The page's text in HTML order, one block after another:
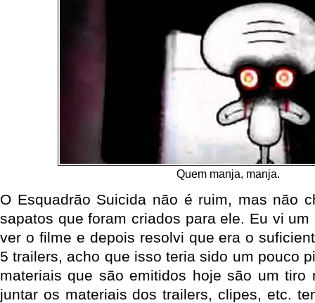
Quem manja, manja.
O Esquadrão Suicida não é ruim, mas não
sapatos que foram criados para ele. Eu vi
ver o filme e depois resolvi que era o
5 trailers, acho que isso teria sido um pouco
materiais que são emitidos hoje são um tiro
juntar os materiais dos trailers, clipes, etc.